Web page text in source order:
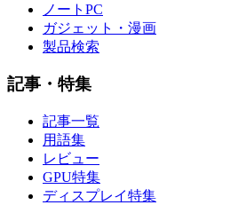
ノートPC
ガジェット・漫画
製品検索
記事・特集
記事一覧
用語集
レビュー
GPU特集
ディスプレイ特集